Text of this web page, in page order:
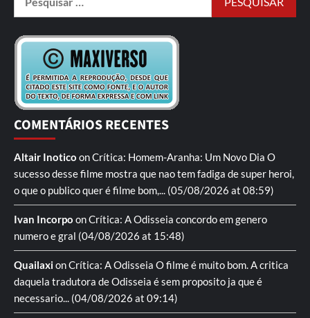
COMENTÁRIOS RECENTES
Altair Inotico onCrítica: Homem-Aranha: Um Novo Dia O
sucesso desse filme mostra que nao tem fadiga de super heroi,
o que o publico quer é filme bom,... (05/08/2026 at 08:59)
Ivan Incorpo onCrítica: A Odisseia concordo em genero
numero e gral (04/08/2026 at 15:48)
QuailaxionCrítica: A Odisseia O filme é muito bom. A critica
daquela tradutora de Odisseia é sem proposito ja que é
necessario... (04/08/2026 at 09:14)